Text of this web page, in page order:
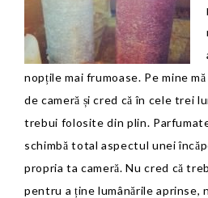
nopțile mai frumoase. Pe mine
de cameră și cred că în cele trei
trebui folosite din plin.
schimbă total aspectul unei
propria ta cameră. Nu cred că
pentru a ține lumânările aprinse,